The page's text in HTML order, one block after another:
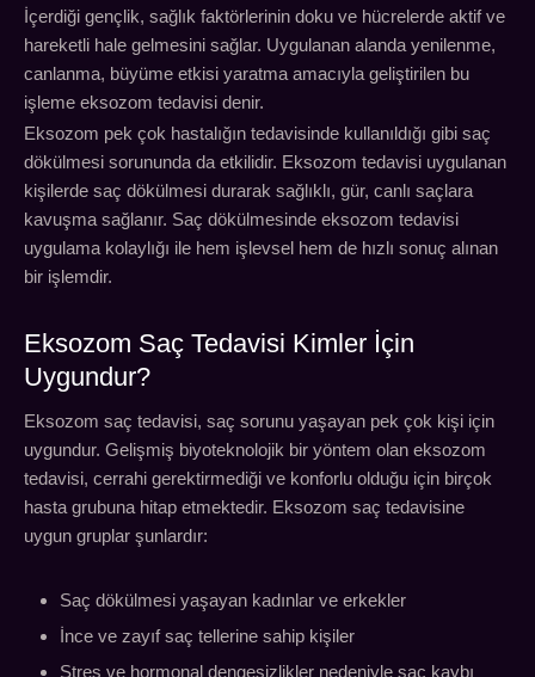
İçerdiği gençlik, sağlık faktörlerinin doku ve hücrelerde aktif ve
hareketli hale gelmesini sağlar. Uygulanan alanda yenilenme,
canlanma, büyüme etkisi yaratma amacıyla geliştirilen bu
işleme eksozom tedavisi denir.
Eksozom pek çok hastalığın tedavisinde kullanıldığı gibi saç
dökülmesi sorununda da etkilidir. Eksozom tedavisi uygulanan
kişilerde saç dökülmesi durarak sağlıklı, gür, canlı saçlara
kavuşma sağlanır. Saç dökülmesinde eksozom tedavisi
uygulama kolaylığı ile hem işlevsel hem de hızlı sonuç alınan
bir işlemdir.
Eksozom Saç Tedavisi Kimler İçin
Uygundur?
Eksozom saç tedavisi, saç sorunu yaşayan pek çok kişi için
uygundur. Gelişmiş biyoteknolojik bir yöntem olan eksozom
tedavisi, cerrahi gerektirmediği ve konforlu olduğu için birçok
hasta grubuna hitap etmektedir. Eksozom saç tedavisine
uygun gruplar şunlardır:
Saç dökülmesi yaşayan kadınlar ve erkekler
İnce ve zayıf saç tellerine sahip kişiler
Stres ve hormonal dengesizlikler nedeniyle saç kaybı